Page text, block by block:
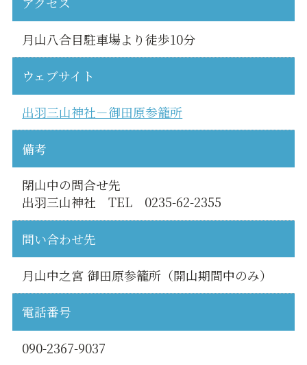
月山八合目駐車場より徒歩10分
ウェブサイト
出羽三山神社－御田原参籠所
備考
閉山中の問合せ先
出羽三山神社 TEL 0235-62-2355
問い合わせ先
月山中之宮 御田原参籠所（開山期間中のみ）
電話番号
090-2367-9037